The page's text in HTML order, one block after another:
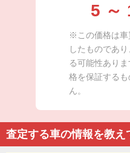
5 ～
※この価格は車
したものであ
る可能性あり
格を保証する
ん。
査定する車の情報を教え